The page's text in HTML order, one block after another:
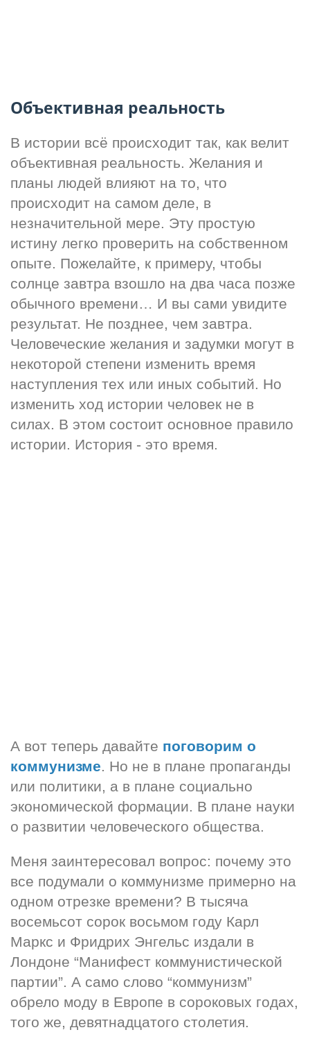
Объективная реальность
В истории всё происходит так, как велит
объективная реальность. Желания и
планы людей влияют на то, что
происходит на самом деле, в
незначительной мере. Эту простую
истину легко проверить на собственном
опыте. Пожелайте, к примеру, чтобы
солнце завтра взошло на два часа позже
обычного времени… И вы сами увидите
результат. Не позднее, чем завтра.
Человеческие желания и задумки могут в
некоторой степени изменить время
наступления тех или иных событий. Но
изменить ход истории человек не в
силах. В этом состоит основное правило
истории. История - это время.
А вот теперь давайте поговорим о
коммунизме. Но не в плане пропаганды
или политики, а в плане социально
экономической формации. В плане науки
о развитии человеческого общества.
Меня заинтересовал вопрос: почему это
все подумали о коммунизме примерно на
одном отрезке времени? В тысяча
восемьсот сорок восьмом году Карл
Маркс и Фридрих Энгельс издали в
Лондоне “Манифест коммунистической
партии”. А само слово “коммунизм”
обрело моду в Европе в сороковых годах,
того же, девятнадцатого столетия.